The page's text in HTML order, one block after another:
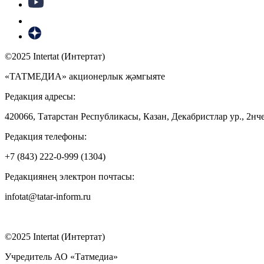
©2025 Intertat (Интертат)
«ТАТМЕДИА» акционерлык җәмгыяте
Редакция адресы:
420066, Татарстан Республикасы, Казан, Декабристлар ур.,
Редакция телефоны:
+7 (843) 222-0-999 (1304)
Редакциянең электрон почтасы:
infotat@tatar-inform.ru
©2025 Intertat (Интертат)
Учредитель АО «Татмедиа»